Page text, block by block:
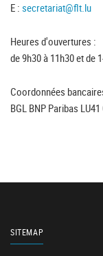
E : secretariat@flt.lu
Heures d'ouvertures :
de 9h30 à 11h30 et de
Coordonnées
BGL BNP Paribas
SITEMAP